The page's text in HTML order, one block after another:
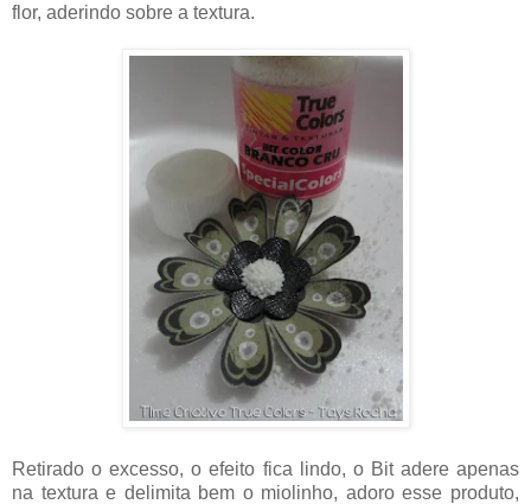
flor, aderindo sobre a textura.
Retirado o excesso, o efeito fica lindo, o Bit adere apenas
na textura e delimita bem o miolinho, adoro esse produto,